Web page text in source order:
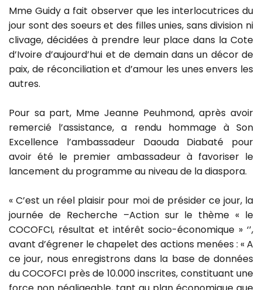
Mme Guidy a fait observer que les interlocutrices du
jour sont des soeurs et des filles unies, sans division ni
clivage, décidées à prendre leur place dans la Cote
d’Ivoire d’aujourd’hui et de demain dans un décor de
paix, de réconciliation et d’amour les unes envers les
autres.
Pour sa part, Mme Jeanne Peuhmond, après avoir
remercié l’assistance, a rendu hommage à Son
Excellence l’ambassadeur Daouda Diabaté pour
avoir été le premier ambassadeur à favoriser le
lancement du programme au niveau de la diaspora.
« C’est un réel plaisir pour moi de présider ce jour, la
journée de Recherche –Action sur le thème « le
COCOFCI, résultat et intérêt socio-économique » ‘’,
avant d’égrener le chapelet des actions menées : « A
ce jour, nous enregistrons dans la base de données
du COCOFCI près de 10.000 inscrites, constituant une